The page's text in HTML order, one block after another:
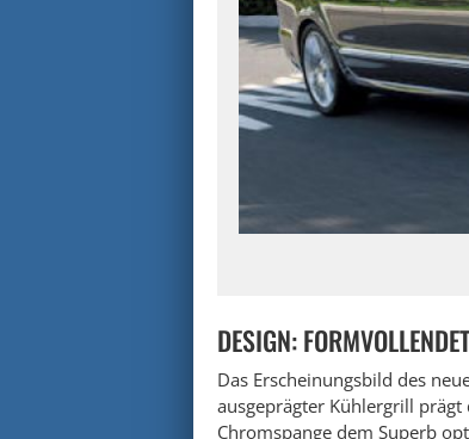
DESIGN:
Das Erscheinungsbild des
ausgeprägter Kühlergrill
Chromspange dem Superb